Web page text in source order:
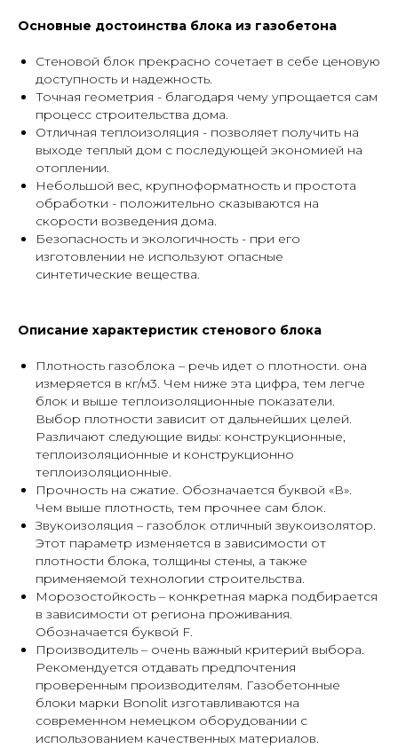
Основные достоинства блока из газобетона
Стеновой блок прекрасно сочетает в себе ценовую
доступность и надежность.
Точная геометрия - благодаря чему упрощается сам
процесс строительства дома.
Отличная теплоизоляция - позволяет получить на
выходе теплый дом с последующей экономией на
отоплении.
Небольшой вес, крупноформатность и простота
обработки - положительно сказываются на
скорости возведения дома.
Безопасность и экологичность - при его
изготовлении не используют опасные
синтетические вещества.
Описание характеристик стенового блока
Плотность газоблока – речь идет о плотности. она
измеряется в кг/м3. Чем ниже эта цифра, тем легче
блок и выше теплоизоляционные показатели.
Выбор плотности зависит от дальнейших целей.
Различают следующие виды: конструкционные,
теплоизоляционные и конструкционно
теплоизоляционные.
Прочность на сжатие. Обозначается буквой «В».
Чем выше плотность, тем прочнее сам блок.
Звукоизоляция – газоблок отличный звукоизолятор.
Этот параметр изменяется в зависимости от
плотности блока, толщины стены, а также
применяемой технологии строительства.
Морозостойкость – конкретная марка подбирается
в зависимости от региона проживания.
Обозначается буквой F.
Производитель – очень важный критерий выбора.
Рекомендуется отдавать предпочтения
проверенным производителям. Газобетонные
блоки марки Bonolit изготавливаются на
современном немецком оборудовании с
использованием качественных материалов.